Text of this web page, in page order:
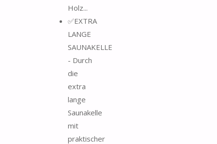
Holz...
✅EXTRA
LANGE
SAUNAKELLE
- Durch
die
extra
lange
Saunakelle
mit
praktischer